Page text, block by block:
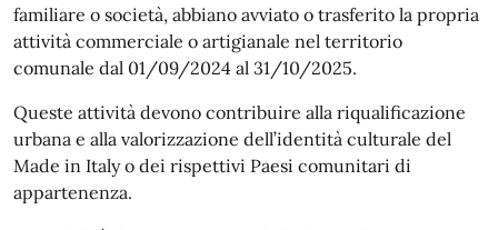
familiare o società, abbiano avviato o trasferito la propria
attività commerciale o artigianale nel territorio
comunale dal 01/09/2024 al 31/10/2025.
Queste attività devono contribuire alla riqualificazione
urbana e alla valorizzazione dell’identità culturale del
Made in Italy o dei rispettivi Paesi comunitari di
appartenenza.